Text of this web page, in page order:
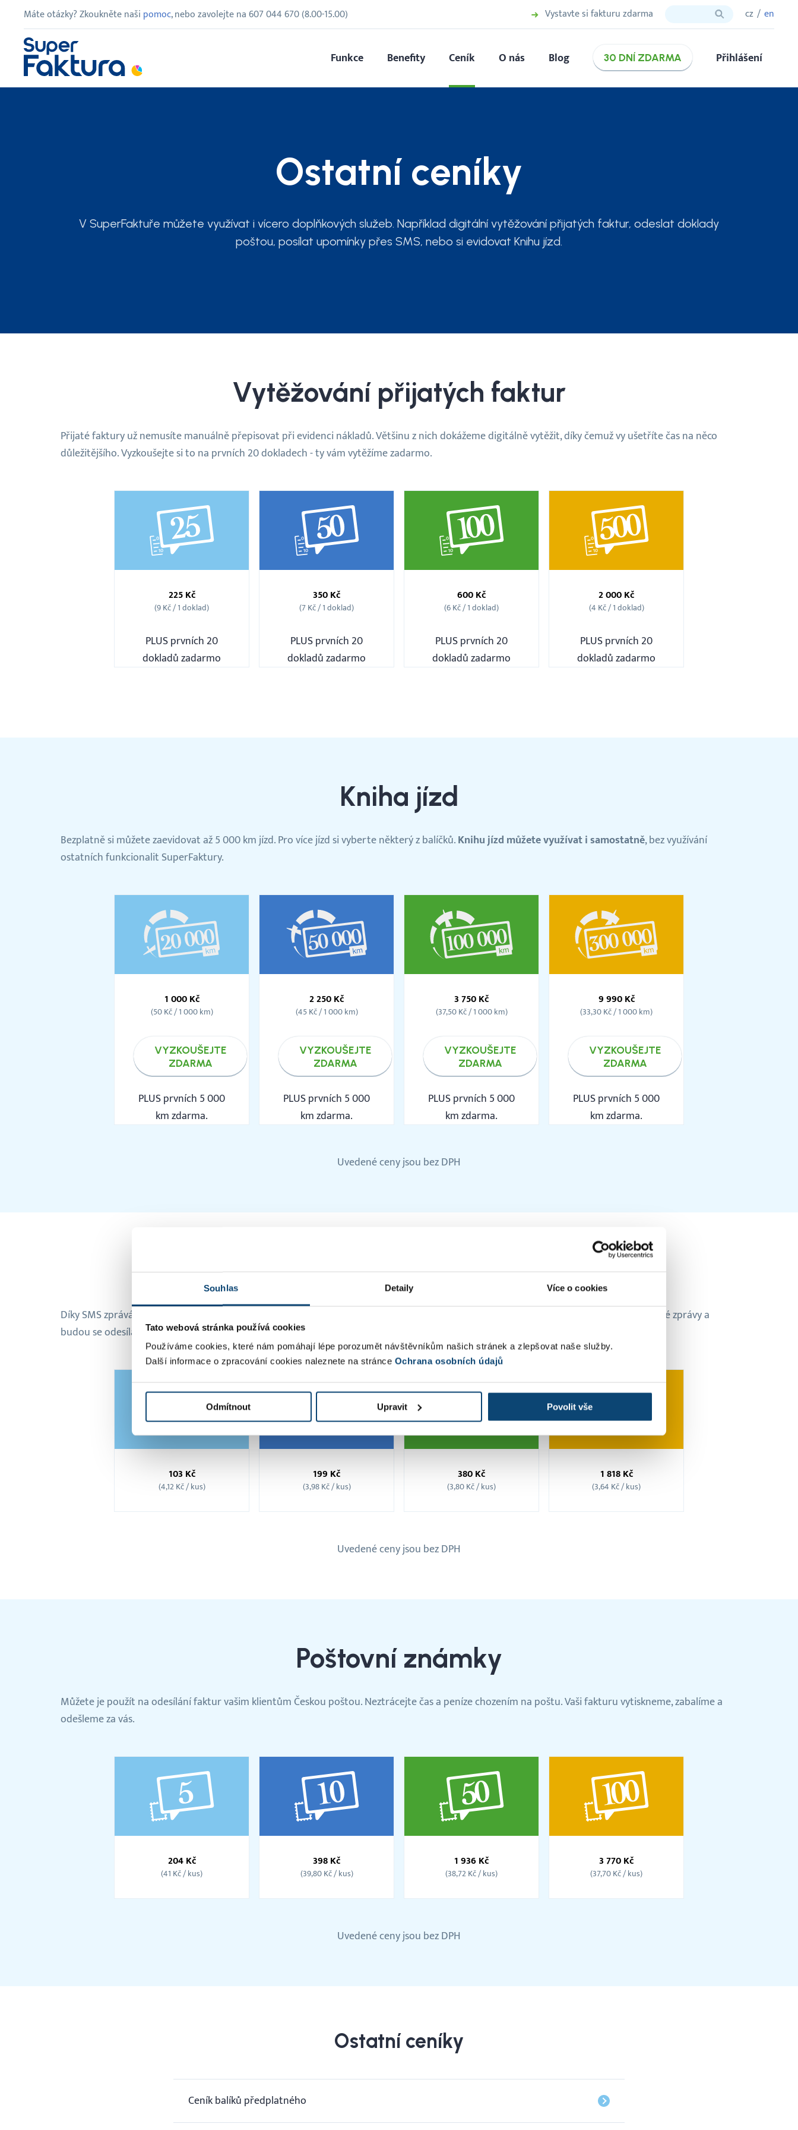
Souhlas Detaily Více o cookies
Tato webová stránka používá cookies
Používáme cookies, které nám pomáhají lépe porozumět návštěvníkům našich stránek a zlepšovat naše služby.
Další informace o zpracování cookies naleznete na stránce Ochrana osobních údajů
Odmítnout Upravit Povolit vše
Máte otázky? Zkoukněte naši pomoc, nebo zavolejte na607 044 670(8.00-15.00) Vystavte si fakturu zdarma cz en
Funkce Benefity Ceník O nás Blog 30 DNÍ ZDARMA Přihlášení
Ostatní ceníky
V SuperFaktuře můžete využívat i vícero doplňkových služeb. Například digitální vytěžování přijatých faktur, odeslat doklady
poštou, posílat upomínky přes SMS, nebo si evidovat Knihu jízd.
Vytěžování přijatých faktur
Přijaté faktury už nemusíte manuálně přepisovat při evidenci nákladů. Většinu z nich dokážeme digitálně vytěžit, díky čemuž vy ušetříte čas na něco
důležitějšího. Vyzkoušejte si to na prvních 20 dokladech - ty vám vytěžíme zadarmo.
Balíček
25
ks
225 Kč
(9 Kč / 1 doklad)
PLUS prvních 20
dokladů zadarmo
Balíček
50
ks
350 Kč
(7 Kč / 1 doklad)
PLUS prvních 20
dokladů zadarmo
Balíček
100
ks
600 Kč
(6 Kč / 1 doklad)
PLUS prvních 20
dokladů zadarmo
Balíček
500
ks
2 000 Kč
(4 Kč / 1 doklad)
PLUS prvních 20
dokladů zadarmo
Kniha jízd
Bezplatně si můžete zaevidovat až 5 000 km jízd. Pro více jízd si vyberte některý z balíčků.Knihu jízd můžete využívat i samostatně, bez využívání
ostatních funkcionalit SuperFaktury.
Balíček
20
000km
1 000 Kč
(50 Kč / 1 000 km)
VYZKOUŠEJTE
ZDARMA
PLUS prvních 5 000
km zdarma.
Balíček
50
000km
2 250 Kč
(45 Kč / 1 000 km)
VYZKOUŠEJTE
ZDARMA
PLUS prvních 5 000
km zdarma.
Balíček
100
000km
3 750 Kč
(37,50 Kč / 1 000 km)
VYZKOUŠEJTE
ZDARMA
PLUS prvních 5 000
km zdarma.
Balíček
300
000km
9 990 Kč
(33,30 Kč / 1 000 km)
VYZKOUŠEJTE
ZDARMA
PLUS prvních 5 000
km zdarma.
Uvedené ceny jsou bez DPH
Díky SMS zprávám můžete přímo ze SuperFaktury odeslat upomínky před i po splatnosti faktur. Nebo ještě lépe, nastavte si automatické zprávy a
budou se odesílat úplně samy.
Balíček
25
SMS
103 Kč
(4,12 Kč / kus)
Balíček
50
SMS
199 Kč
(3,98 Kč / kus)
Balíček
100
SMS
380 Kč
(3,80 Kč / kus)
Balíček
500
SMS
1 818 Kč
(3,64 Kč / kus)
Uvedené ceny jsou bez DPH
Poštovní známky
Můžete je použít na odesílání faktur vašim klientům Českou poštou. Neztrácejte čas a peníze chozením na poštu. Vaši fakturu vytiskneme, zabalíme a
odešleme za vás.
Balíček
5
známek
204 Kč
(41 Kč / kus)
Balíček
10
známek
398 Kč
(39,80 Kč / kus)
Balíček
50
známek
1 936 Kč
(38,72 Kč / kus)
Balíček
100
známek
3 770 Kč
(37,70 Kč / kus)
Uvedené ceny jsou bez DPH
Ostatní ceníky
Ceník balíků předplatného